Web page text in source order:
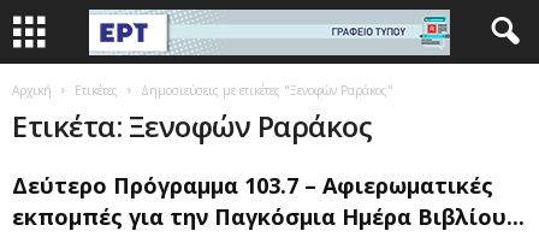
Αρχική Ετικέτες Δημοσιεύσεις με ετικέτες "Ξενοφών Ραράκος"
Ετικέτα: Ξενοφών Ραράκος
Δεύτερο Πρόγραμμα 103.7 – Αφιερωματικές
εκπομπές για την Παγκόσμια Ημέρα Βιβλίου...